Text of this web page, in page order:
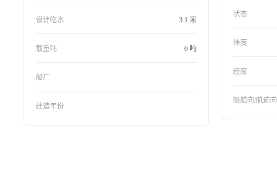
设计吃水 3.1 米
载重吨 0 吨
船厂
建造年份
状态
纬度
经度
船艏向/航迹向